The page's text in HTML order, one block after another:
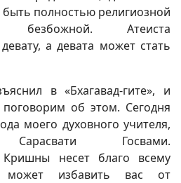
полностью религиозной
Атеиста
а девата может стать
в «Бхагавад-гите», и
об этом. Сегодня
моего духовного учителя,
Сарасвати Госвами.
несет благо всему
может избавить вас от